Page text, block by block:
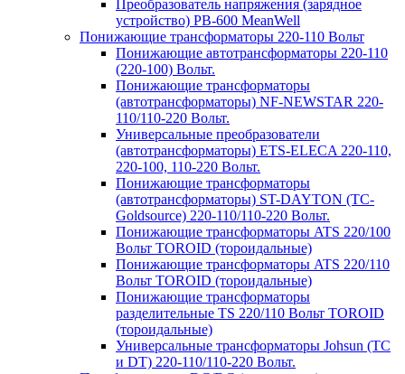
Преобразователь напряжения (зарядное
устройство) PB-600 MeanWell
Понижающие трансформаторы 220-110 Вольт
Понижающие автотрансформаторы 220-110
(220-100) Вольт.
Понижающие трансформаторы
(автотрансформаторы) NF-NEWSTAR 220-
110/110-220 Вольт.
Универсальные преобразователи
(автотрансформаторы) ETS-ELECA 220-110,
220-100, 110-220 Вольт.
Понижающие трансформаторы
(автотрансформаторы) ST-DAYTON (TC-
Goldsource) 220-110/110-220 Вольт.
Понижающие трансформаторы ATS 220/100
Вольт TOROID (тороидальные)
Понижающие трансформаторы ATS 220/110
Вольт TOROID (тороидальные)
Понижающие трансформаторы
разделительные TS 220/110 Вольт TOROID
(тороидальные)
Универсальные трансформаторы Johsun (TС
и DT) 220-110/110-220 Вольт.